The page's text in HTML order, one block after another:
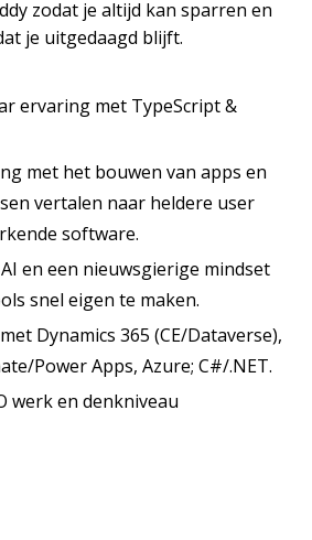
zodat je altijd kan sparren en
je uitgedaagd blijft.
ervaring met TypeScript &
met het bouwen van apps en
vertalen naar heldere user
software.
en een nieuwsgierige mindset
snel eigen te maken.
Dynamics 365 (CE/Dataverse),
Power Apps, Azure; C#/.NET.
werk en denkniveau